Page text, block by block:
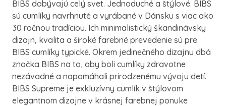
BIBS dobývajú celý svet. Jednoduché a štýlové. BIBS
sú cumlíky navrhnuté a vyrábané v Dánsku s viac ako
30 ročnou tradíciou. Ich minimalistický škandinávsky
dizajn, kvalita a široké farebné prevedenie sú pre
BIBS cumlíky typické. Okrem jedinečného dizajnu dbá
značka BIBS na to, aby boli cumlíky zdravotne
nezávadné a napomáhali prirodzenému vývoju detí.
BIBS Supreme je exkluzívny cumlík v štýlovom
elegantnom dizajne v krásnej farebnej ponuke